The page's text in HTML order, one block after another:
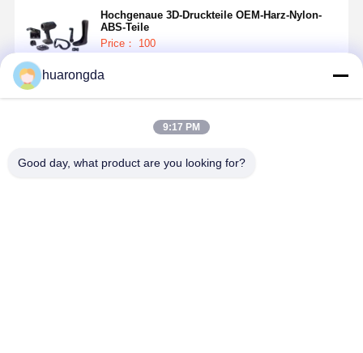
Hochgenaue 3D-Druckteile OEM-Harz-Nylon-
ABS-Teile
Price： 100
Fortsetzen
huarongda
9:17 PM
Good day, what product are you looking for?